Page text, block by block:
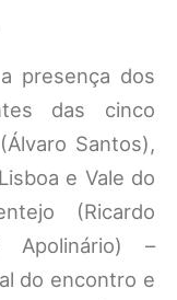
presença dos
das cinco
Santos),
e Vale do
(Ricardo
Apolinário) –
do encontro e